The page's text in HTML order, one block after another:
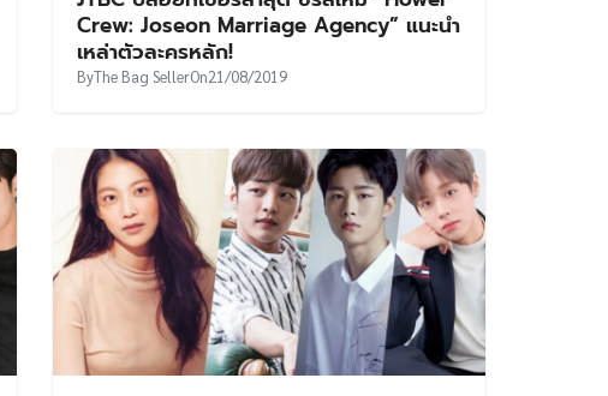
Crew: Joseon Marriage Agency” แนะนำ
เหล่าตัวละครหลัก!
ByThe Bag SellerOn21/08/2019